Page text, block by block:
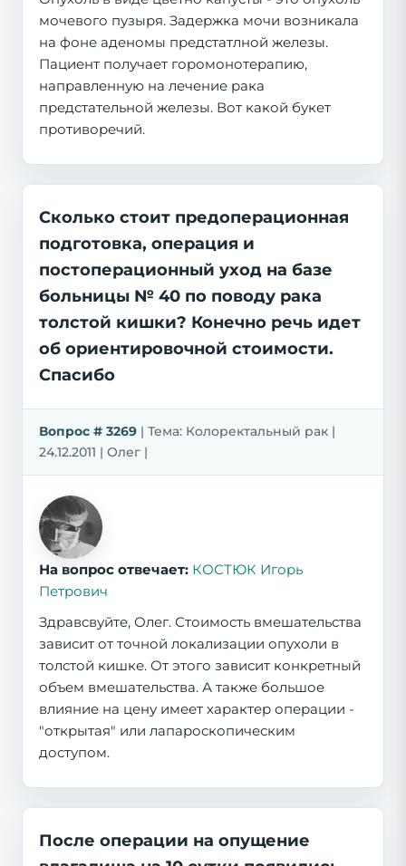
мочевого пузыря. Задержка мочи возникала
на фоне аденомы предстатлной железы.
Пациент получает горомонотерапию,
направленную на лечение рака
предстательной железы. Вот какой букет
противоречий.
Сколько стоит предоперационная
подготовка, операция и
постоперационный уход на базе
больницы № 40 по поводу рака
толстой кишки? Конечно речь идет
об ориентировочной стоимости.
Спасибо
Вопрос # 3269 | Тема: Колоректальный рак |
24.12.2011 | Олег |
На вопрос отвечает: КОСТЮК Игорь
Петрович
Здравсвуйте, Олег. Стоимость вмешательства
зависит от точной локализации опухоли в
толстой кишке. От этого зависит конкретный
объем вмешательства. А также большое
влияние на цену имеет характер операции -
"открытая" или лапароскопическим
доступом.
После операции на опущение